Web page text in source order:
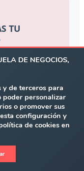
TU
DE NEGOCIOS,
de terceros para
poder personalizar
o promover sus
configuración y
de cookies en